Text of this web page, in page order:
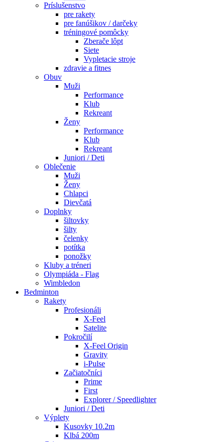
Príslušenstvo
pre rakety
pre fanúšikov / darčeky
tréningové pomôcky
Zberače lôpt
Siete
Vypletacie stroje
zdravie a fitnes
Obuv
Muži
Performance
Klub
Rekreant
Ženy
Performance
Klub
Rekreant
Juniori / Deti
Oblečenie
Muži
Ženy
Chlapci
Dievčatá
Doplnky
šiltovky
šilty
čelenky
potítka
ponožky
Kluby a tréneri
Olympiáda - Flag
Wimbledon
Bedminton
Rakety
Profesionáli
X-Feel
Satelite
Pokročilí
X-Feel Origin
Gravity
i-Pulse
Začiatočníci
Prime
First
Explorer / Speedlighter
Juniori / Deti
Výplety
Kusovky 10.2m
Klbá 200m